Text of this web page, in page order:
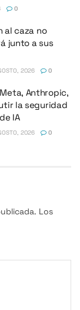
0
al caza no
junto a sus
2026 0
Anthropic,
la seguridad
IA
2026 0
Los